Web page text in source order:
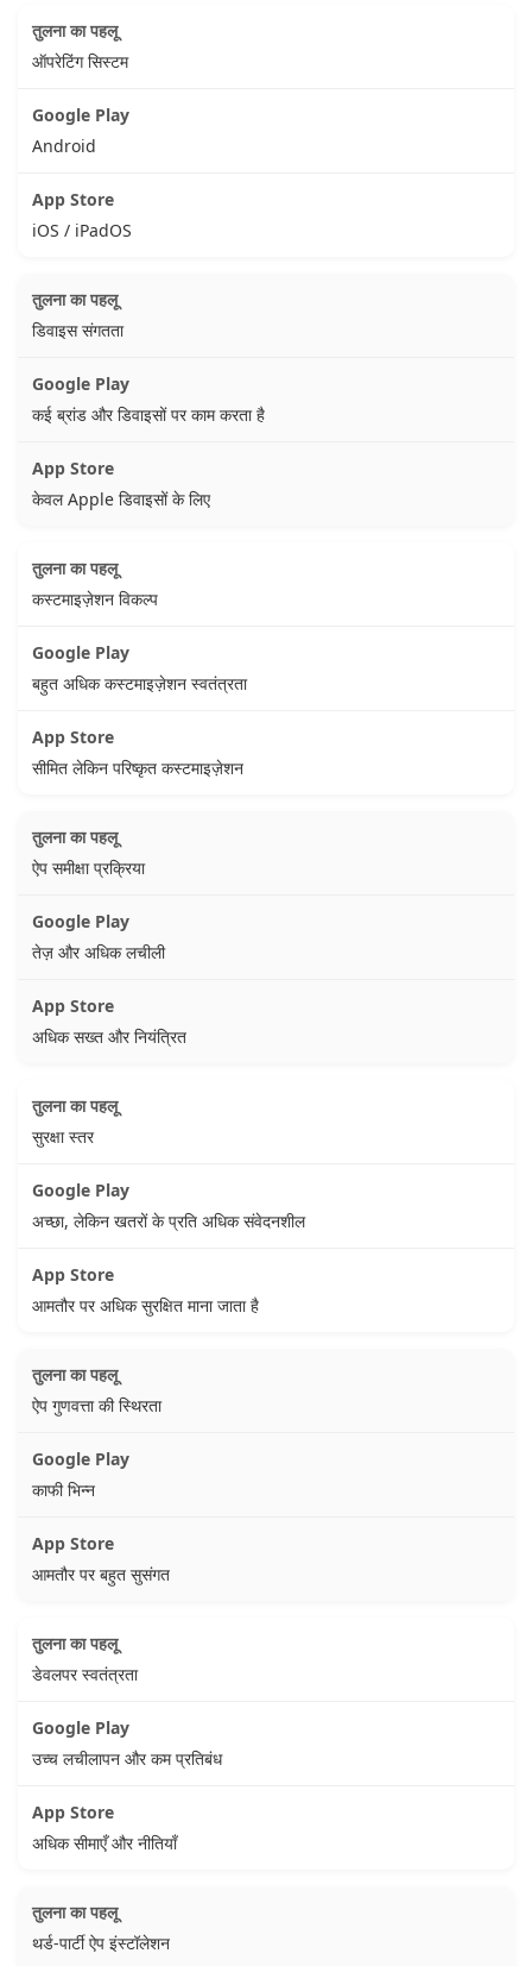
ऑपरेटिंग सिस्टम
Android
iOS / iPadOS
डिवाइस संगतता
कई ब्रांड और डिवाइसों पर काम करता है
केवल Apple डिवाइसों के लिए
कस्टमाइज़ेशन विकल्प
बहुत अधिक कस्टमाइज़ेशन स्वतंत्रता
सीमित लेकिन परिष्कृत कस्टमाइज़ेशन
ऐप समीक्षा प्रक्रिया
तेज़ और अधिक लचीली
अधिक सख्त और नियंत्रित
सुरक्षा स्तर
अच्छा, लेकिन खतरों के प्रति अधिक संवेदनशील
आमतौर पर अधिक सुरक्षित माना जाता है
ऐप गुणवत्ता की स्थिरता
काफी भिन्न
आमतौर पर बहुत सुसंगत
डेवलपर स्वतंत्रता
उच्च लचीलापन और कम प्रतिबंध
अधिक सीमाएँ और नीतियाँ
थर्ड-पार्टी ऐप इंस्टॉलेशन